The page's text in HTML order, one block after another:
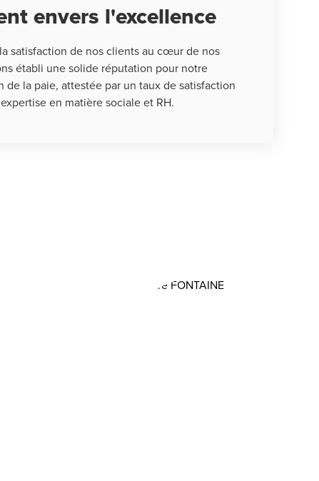
envers l'excellence
satisfaction de nos clients au cœur de nos
établi une solide réputation pour notre
de la paie, attestée par un taux de satisfaction
en matière sociale et RH.